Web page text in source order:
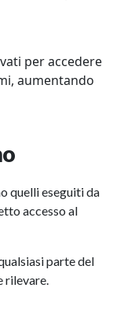
per accedere
aumentando
quelli eseguiti da
accesso al
parte del
rilevare.